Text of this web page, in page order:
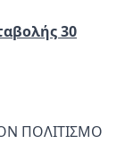
30
ΠΟΛΙΤΙΣΜΟ